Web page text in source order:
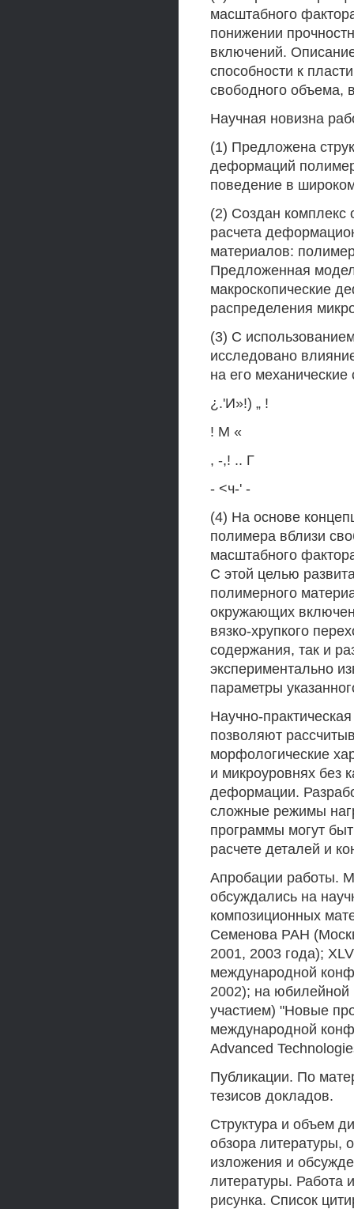
масштабного
понижении
включений.
способности к
свободного объема,
Научная новизна
(1) Предложена
деформаций
поведение в
(2) Создан комплекс
расчета
материалов:
Предложенная
макроскопические
распределения
(3) С
исследовано
на его механические
¿.'И»!) „ !
! М «
, -,! .. Г
- <ч-' -
(4) На основе
полимера вблизи
масштабного
С этой целью
полимерного
окружающих
вязко-хрупкого
содержания, так и
экспериментально
параметры
Научно-
позволяют
морфологические
и микроуровнях без
деформации.
сложные режимы
программы могут
расчете деталей и
Апробации работы.
обсуждались на
композиционных
Семенова РАН
2001, 2003 года);
международной
2002); на
участием) "Новые
международной
Advanced
Публикации. По
тезисов докладов.
Структура и объем
обзора литературы,
изложения и
литературы. Работа
рисунка. Список